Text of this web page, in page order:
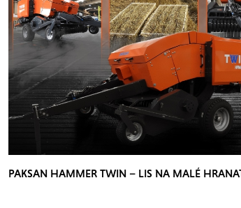
PAKSAN HAMMER TWIN – LIS NA MALÉ